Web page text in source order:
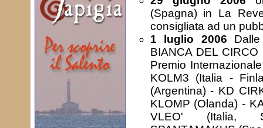
(Spagna) in La
consigliata ad un
1 luglio 2006
BIANCA DEL
Premio
KOLM3 (Italia -
(Argentina) - KD
KLOMP (Olanda) -
VLEO' (Italia,